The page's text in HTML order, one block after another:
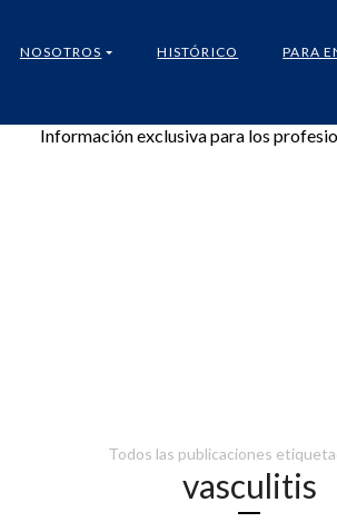
NOSOTROS HISTÓRICO PARA
Información exclusiva para los
Todos las publicaciones
vasculitis